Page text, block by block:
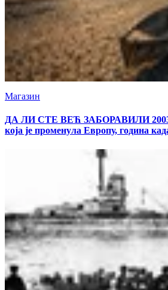
Магазин
ДА ЛИ СТЕ ВЕЋ ЗАБОРАВИЛИ
која је променула Европу, година